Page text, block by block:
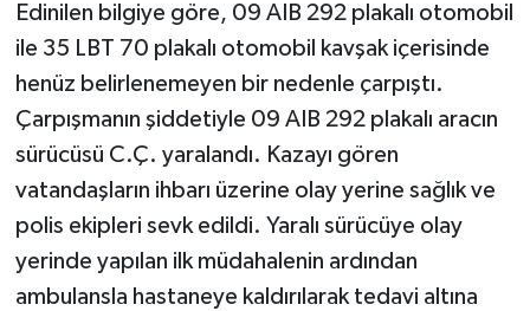
Edinilen bilgiye göre, 09 AIB 292 plakalı otomobil
ile 35 LBT 70 plakalı otomobil kavşak içerisinde
henüz belirlenemeyen bir nedenle çarpıştı.
Çarpışmanın şiddetiyle 09 AIB 292 plakalı aracın
sürücüsü C.Ç. yaralandı. Kazayı gören
vatandaşların ihbarı üzerine olay yerine sağlık ve
polis ekipleri sevk edildi. Yaralı sürücüye olay
yerinde yapılan ilk müdahalenin ardından
ambulansla hastaneye kaldırılarak tedavi altına